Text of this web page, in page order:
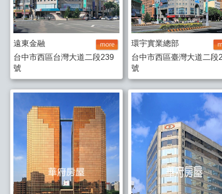
遠東金融
台中市西區台灣大道二段239
號
環宇實業總部
台中市西區臺灣大道二段
號